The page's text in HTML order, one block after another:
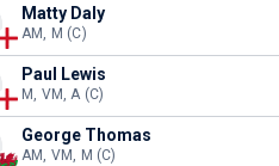
Matty Daly
AM, M (C)
Paul Lewis
M, VM, A (C)
George Thomas
AM, VM, M (C)